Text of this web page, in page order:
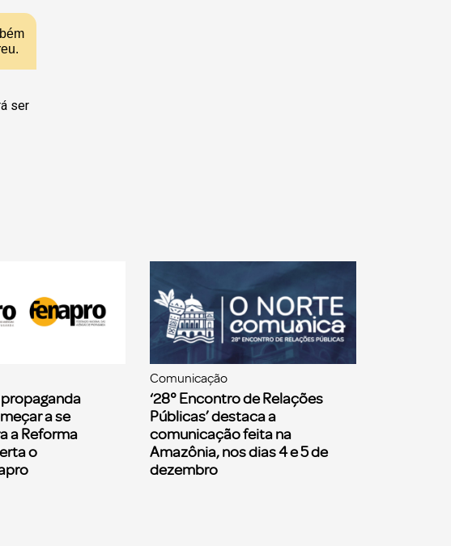
ser
a se
a Reforma
o
Comunicação
‘28° Encontro de Relações
Públicas’ destaca a
comunicação feita na
Amazônia, nos dias 4 e 5 de
dezembro